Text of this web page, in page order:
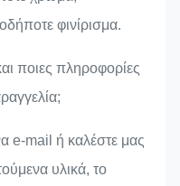
φινίρισμα.
ποιες πληροφορίες
e-mail ή καλέστε μας
υλικά, το